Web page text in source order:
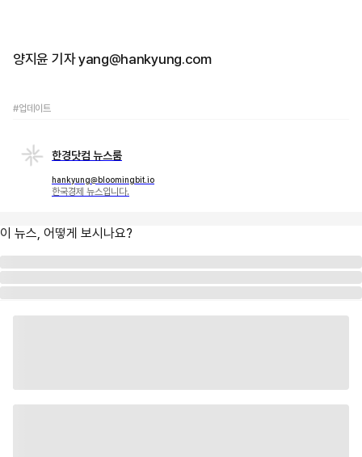
양지윤 기자 yang@hankyung.com
#업데이트
한경닷컴 뉴스룸
hankyung@bloomingbit.io
한국경제 뉴스입니다.
이 뉴스, 어떻게 보시나요?